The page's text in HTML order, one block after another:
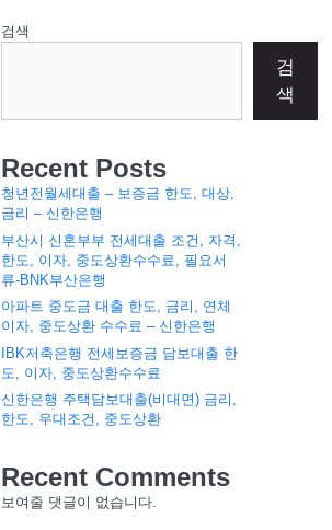
검색
검
색
Recent Posts
청년전월세대출 – 보증금 한도, 대상,
금리 – 신한은행
부산시 신혼부부 전세대출 조건, 자격,
한도, 이자, 중도상환수수료, 필요서
류-BNK부산은행
아파트 중도금 대출 한도, 금리, 연체
이자, 중도상환 수수료 – 신한은행
IBK저축은행 전세보증금 담보대출 한
도, 이자, 중도상환수수료
신한은행 주택담보대출(비대면) 금리,
한도, 우대조건, 중도상환
Recent Comments
보여줄 댓글이 없습니다.